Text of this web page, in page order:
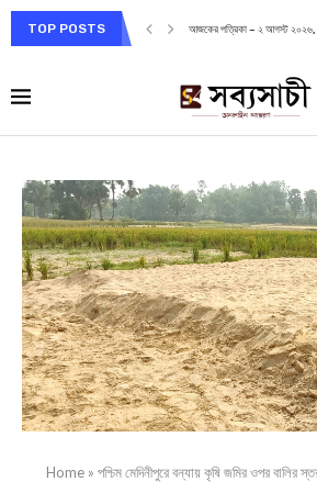
TOP POSTS আজকের পত্রিকা – ২ আগস্ট ২০২৬,
Home » পশ্চিম মেদিনীপুরে বন্যায় কৃষি জমির ওপর বালির